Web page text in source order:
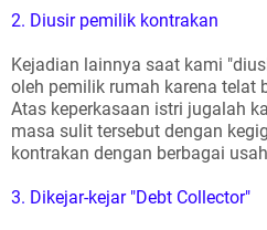
2. Diusir pemilik kontrakan
Kejadian lainnya saat kami
oleh pemilik rumah karena telat
Atas keperkasaan istri jugalah
masa sulit tersebut dengan
kontrakan dengan berbagai
3. Dikejar-kejar "Debt Collector"